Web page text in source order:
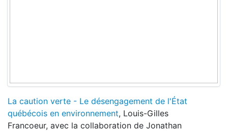
La caution verte - Le désengagement de l'État
québécois en environnement, Louis-Gilles
Francoeur, avec la collaboration de Jonathan